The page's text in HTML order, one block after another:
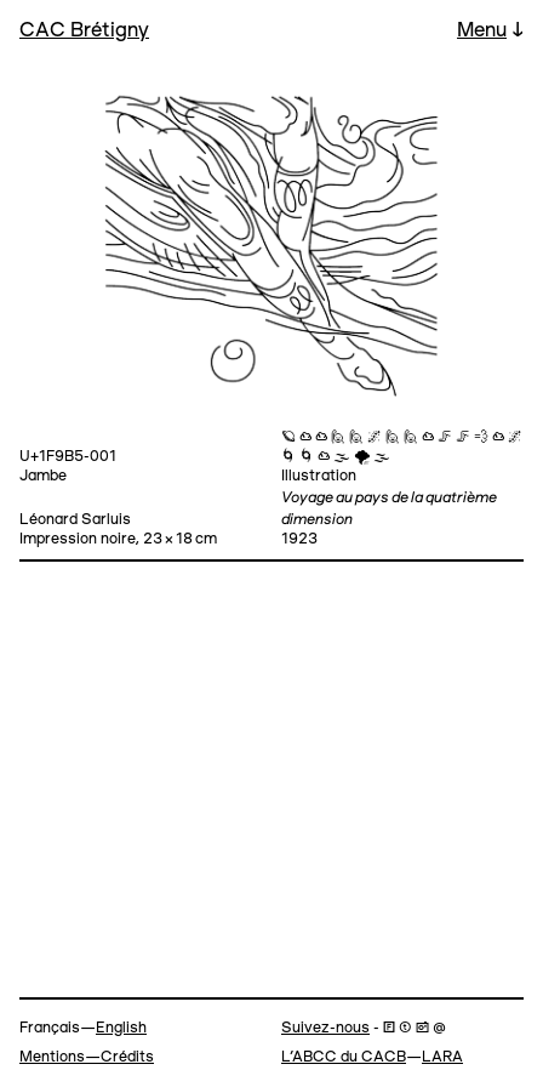
CAC Brétigny Menu ↓
U+1F9B5-001
Jambe
🪐 ☁ ☁ 🙋 🙋 🌌 🙋 🙋 ☁ 🦵 🦵 💨 ☁ 🌌
🌀 🌀 ☁ 🌫 🌪 🌫
Illustration
Léonard Sarluis
Impression noire, 23 × 18 cm
Voyage au pays de la quatrième
dimension
1923
Navigation
Français— English Suivez-nous - 🄵 ⓣ 📷 @
Mentions—Crédits L’ABCC du CACB— LARA